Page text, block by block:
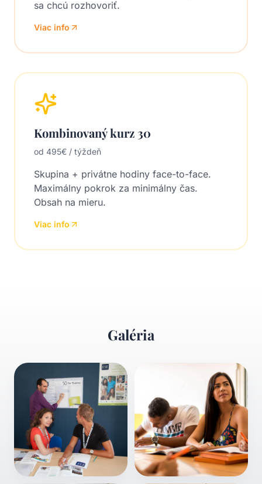
sa chcú rozhovoriť.
Viac info
Kombinovaný kurz 30
od 495€ / týždeň
Skupina + privátne hodiny face-to-face.
Maximálny pokrok za minimálny čas.
Obsah na mieru.
Viac info
Galéria